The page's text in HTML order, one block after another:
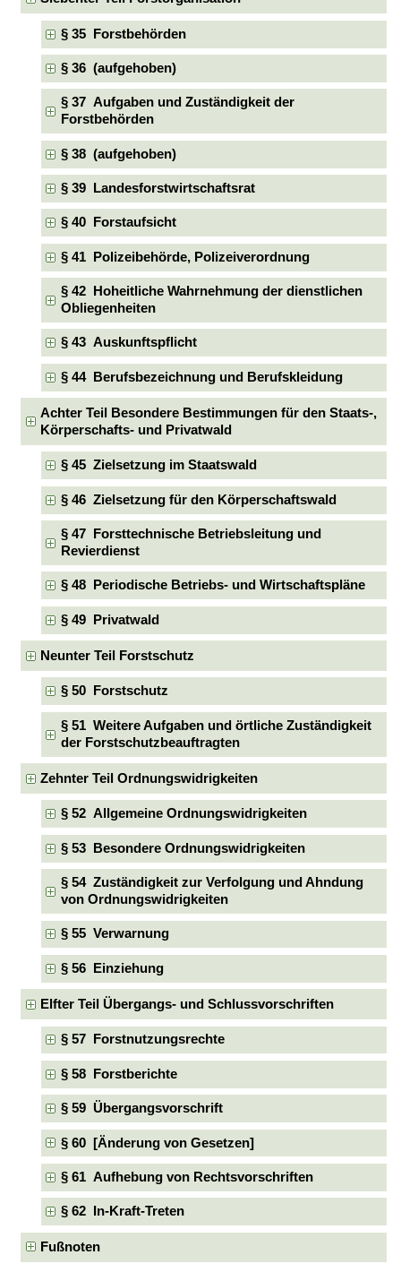
§ 35 Forstbehörden
§ 36 (aufgehoben)
§ 37 Aufgaben und Zuständigkeit der
Forstbehörden
§ 38 (aufgehoben)
§ 39 Landesforstwirtschaftsrat
§ 40 Forstaufsicht
§ 41 Polizeibehörde, Polizeiverordnung
§ 42 Hoheitliche Wahrnehmung der dienstlichen
Obliegenheiten
§ 43 Auskunftspflicht
§ 44 Berufsbezeichnung und Berufskleidung
Achter Teil Besondere Bestimmungen für den Staats-,
Körperschafts- und Privatwald
§ 45 Zielsetzung im Staatswald
§ 46 Zielsetzung für den Körperschaftswald
§ 47 Forsttechnische Betriebsleitung und
Revierdienst
§ 48 Periodische Betriebs- und Wirtschaftspläne
§ 49 Privatwald
Neunter Teil Forstschutz
§ 50 Forstschutz
§ 51 Weitere Aufgaben und örtliche Zuständigkeit
der Forstschutzbeauftragten
Zehnter Teil Ordnungswidrigkeiten
§ 52 Allgemeine Ordnungswidrigkeiten
§ 53 Besondere Ordnungswidrigkeiten
§ 54 Zuständigkeit zur Verfolgung und Ahndung
von Ordnungswidrigkeiten
§ 55 Verwarnung
§ 56 Einziehung
Elfter Teil Übergangs- und Schlussvorschriften
§ 57 Forstnutzungsrechte
§ 58 Forstberichte
§ 59 Übergangsvorschrift
§ 60 [Änderung von Gesetzen]
§ 61 Aufhebung von Rechtsvorschriften
§ 62 In-Kraft-Treten
Fußnoten